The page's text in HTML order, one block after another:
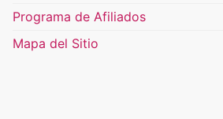
Programa de Afiliados
Mapa del Sitio